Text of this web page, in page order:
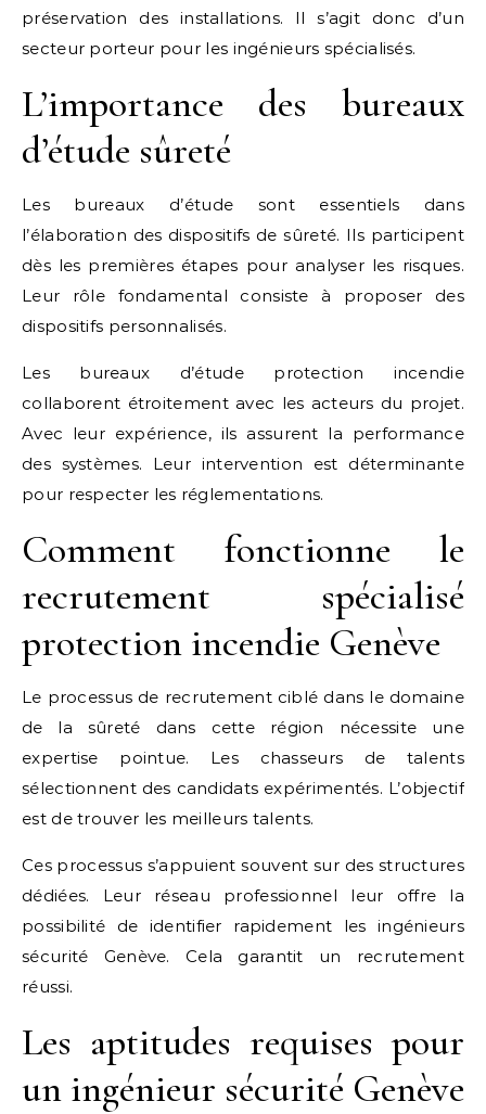
préservation des installations. Il s’agit donc d’un
secteur porteur pour les ingénieurs spécialisés.
L’importance des bureaux
d’étude sûreté
Les bureaux d’étude sont essentiels dans
l’élaboration des dispositifs de sûreté. Ils participent
dès les premières étapes pour analyser les risques.
Leur rôle fondamental consiste à proposer des
dispositifs personnalisés.
Les bureaux d’étude protection incendie
collaborent étroitement avec les acteurs du projet.
Avec leur expérience, ils assurent la performance
des systèmes. Leur intervention est déterminante
pour respecter les réglementations.
Comment fonctionne le
recrutement spécialisé
protection incendie Genève
Le processus de recrutement ciblé dans le domaine
de la sûreté dans cette région nécessite une
expertise pointue. Les chasseurs de talents
sélectionnent des candidats expérimentés. L’objectif
est de trouver les meilleurs talents.
Ces processus s’appuient souvent sur des structures
dédiées. Leur réseau professionnel leur offre la
possibilité de identifier rapidement les ingénieurs
sécurité Genève. Cela garantit un recrutement
réussi.
Les aptitudes requises pour
un ingénieur sécurité Genève